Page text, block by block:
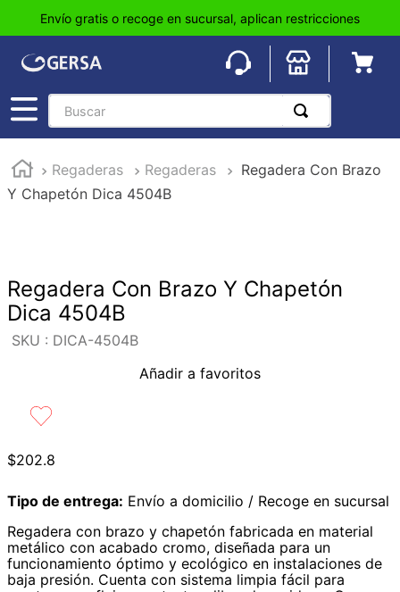
Envío gratis o recoge en sucursal, aplican restricciones
Buscar
Regaderas Regaderas
Regadera Con Brazo
Y Chapetón Dica 4504B
Regadera Con Brazo Y Chapetón
Dica 4504B
: DICA-4504B
Añadir a favoritos
$202.8
Tipo de entrega: Envío a domicilio / Recoge en sucursal
Regadera con brazo y chapetón fabricada en material
metálico con acabado cromo, diseñada para un
funcionamiento óptimo y ecológico en instalaciones de
baja presión. Cuenta con sistema limpia fácil para
1.
pisos
2.
loseta
5.
lavabo